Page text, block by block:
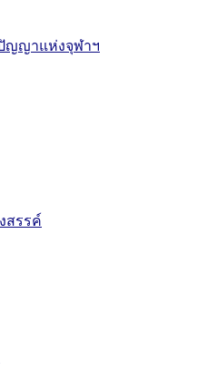
ญญาแห่งจุฬาฯ
สรรค์